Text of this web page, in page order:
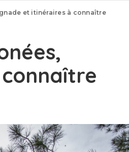
et itinéraires à connaître